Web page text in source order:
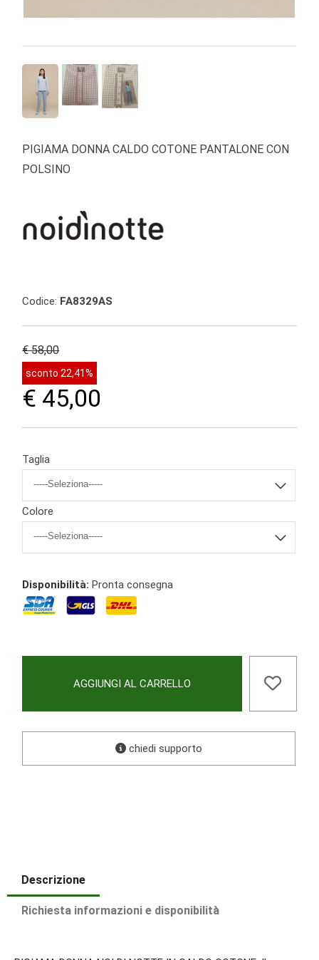
PIGIAMA DONNA CALDO COTONE PANTALONE CON
POLSINO
Codice: FA8329AS
€ 58,00
sconto 22,41%
€ 45,00
Taglia
Colore
Disponibilità: Pronta consegna
AGGIUNGI AL CARRELLO
chiedi supporto
Descrizione
Richiesta informazioni e disponibilità